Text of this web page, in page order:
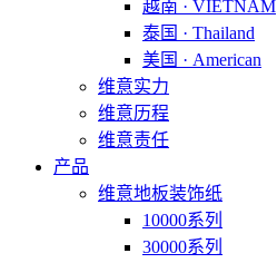
越南 · VIETNAM
泰国 · Thailand
美国 · American
维意实力
维意历程
维意责任
产品
维意地板装饰纸
10000系列
30000系列